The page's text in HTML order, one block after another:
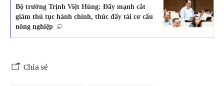
Bộ trưởng Trịnh Việt Hùng: Đẩy mạnh cắt
giảm thủ tục hành chính, thúc đẩy tái cơ cấu
nông nghiệp
Chia sẻ